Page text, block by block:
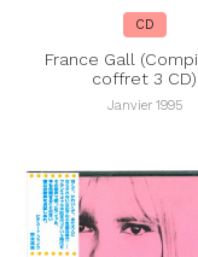
CD
France Gall
coffret 3 CD)
Janvier 1995